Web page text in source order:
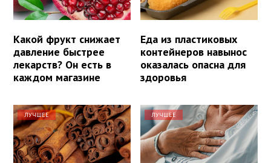
Какой фрукт снижает
давление быстрее
лекарств? Он есть в
каждом магазине
Еда из пластиковых
контейнеров навынос
оказалась опасна для
здоровья
ЛУЧШЕЕ ЛУЧШЕЕ